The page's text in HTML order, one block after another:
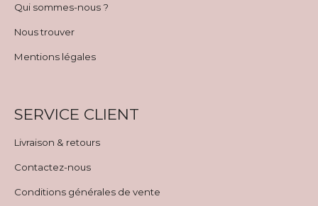
Qui sommes-nous ?
Nous trouver
Mentions légales
SERVICE CLIENT
Livraison & retours
Contactez-nous
Conditions générales de vente